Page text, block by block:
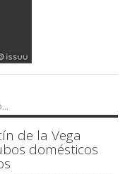
de la Vega
domésticos